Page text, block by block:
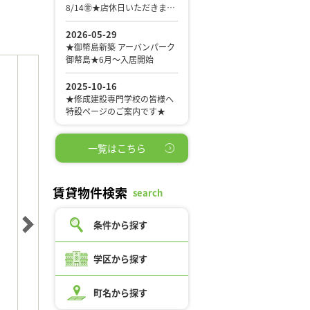
一覧はこちら
賃貸物件検索 search
条件から探す
学区から探す
町名から探す